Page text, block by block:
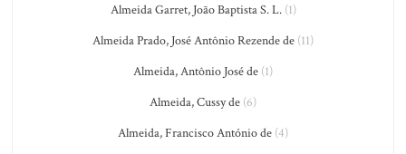
Almeida Garret, João Baptista S. L.(1)
Almeida Prado, José Antônio Rezende de (11)
Almeida, Antônio José de (1)
Almeida, Cussy de (6)
Almeida, Francisco António de (4)